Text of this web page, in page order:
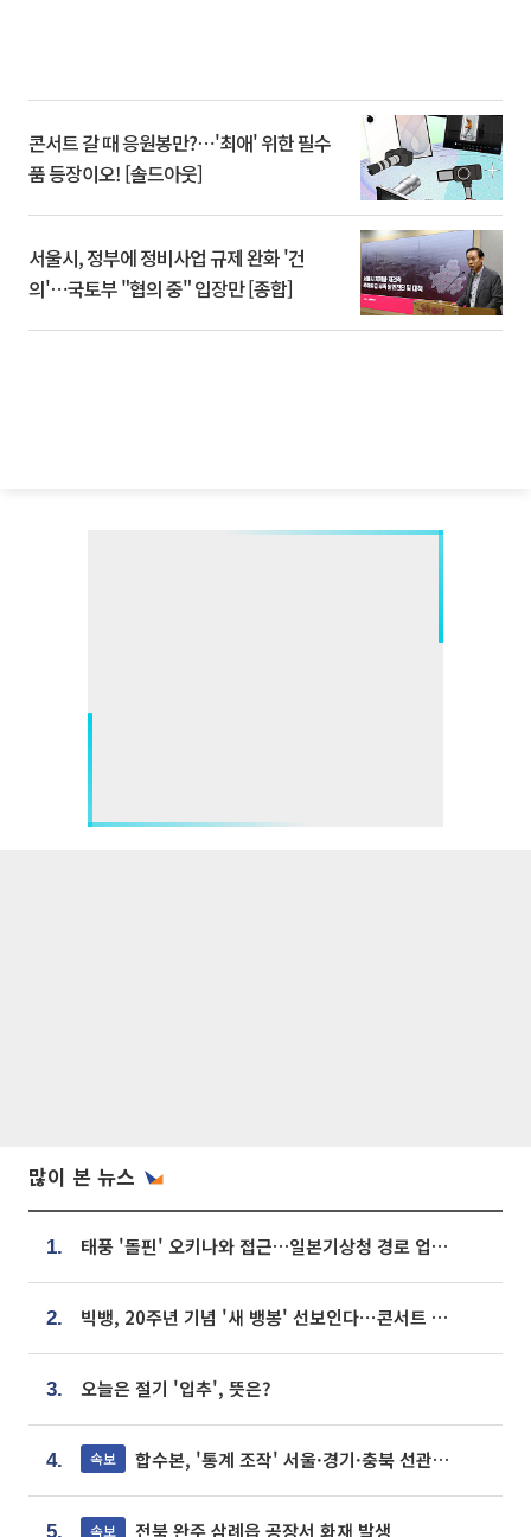
콘서트 갈 때 응원봉만?⋯'최애' 위한 필수
품 등장이오! [솔드아웃]
서울시, 정부에 정비사업 규제 완화 '건
의'⋯국토부 "협의 중" 입장만 [종합]
많이 본 뉴스
1. 태풍 '돌핀' 오키나와 접근…일본기상청 경로 업데이트
2. 빅뱅, 20주년 기념 '새 뱅봉' 선보인다⋯콘서트 앞두고 팝업 개최
3. 오늘은 절기 '입추', 뜻은?
4. 속보 합수본, '통계 조작' 서울·경기·충북 선관위 등 추가 압수수색
5. 속보 전북 완주 삼례읍 공장서 화재 발생